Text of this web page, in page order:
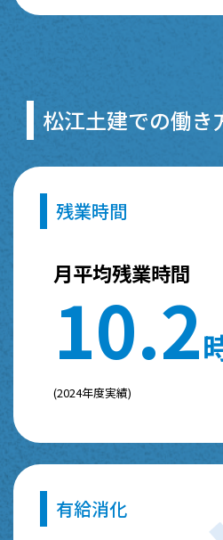
松江土建での働き
残業時間
月平均残業時間
10.2
(2024年度実績)
有給消化